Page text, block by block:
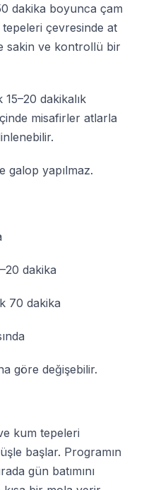
dakika boyunca çam
çevresinde at
sakin ve kontrollü bir
dakikalık
misafirler atlarla
galop yapılmaz.
dakika
70 dakika
göre değişebilir.
kum tepeleri
başlar. Programın
gün batımını